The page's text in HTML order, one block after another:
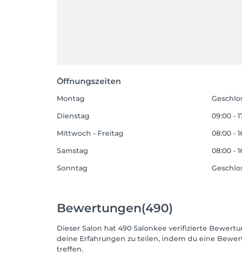
Öffnungszeiten
Montag
Dienstag
09:00 -
Mittwoch - Freitag
08:00 -
Samstag
08:00 -
Sonntag
Bewertungen(490)
Dieser Salon hat 490 Salonkee verifizierte
deine Erfahrungen zu teilen, indem du eine
treffen.